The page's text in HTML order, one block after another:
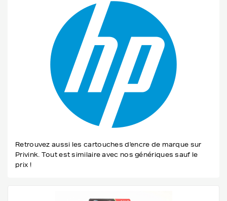
Retrouvez aussi les cartouches d'encre de marque sur
Privink. Tout est similaire avec nos génériques sauf le
prix !